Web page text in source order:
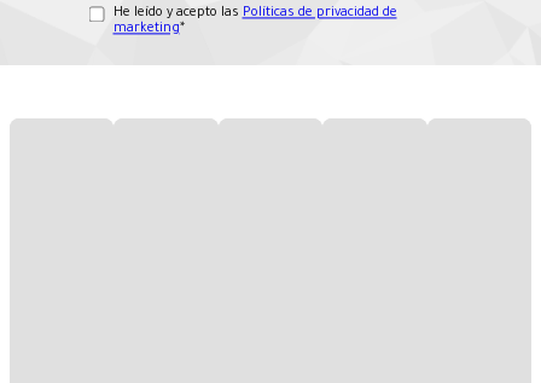
He leído y acepto las Políticas de privacidad de
marketing*